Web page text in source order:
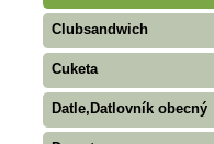
Clubsandwich
Cuketa
Datle,Datlovník obecný